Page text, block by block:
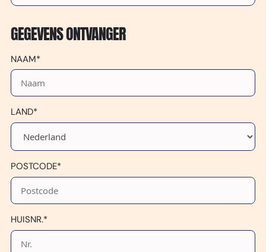
GEGEVENS ONTVANGER
NAAM*
LAND*
POSTCODE*
HUISNR.*